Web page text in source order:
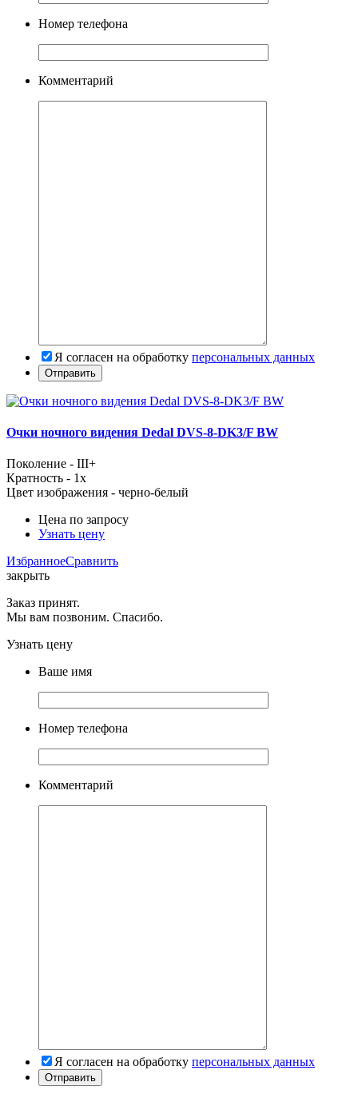
Номер телефона
Комментарий
Я согласен на обработку персональных данных
Очки ночного видения Dedal DVS-8-DK3/F BW
Поколение - III+
Кратность - 1x
Цвет изображения - черно-белый
Цена по запросу
Узнать цену
ИзбранноеСравнить
закрыть
Заказ принят.
Мы вам позвоним. Спасибо.
Узнать цену
Ваше имя
Номер телефона
Комментарий
Я согласен на обработку персональных данных